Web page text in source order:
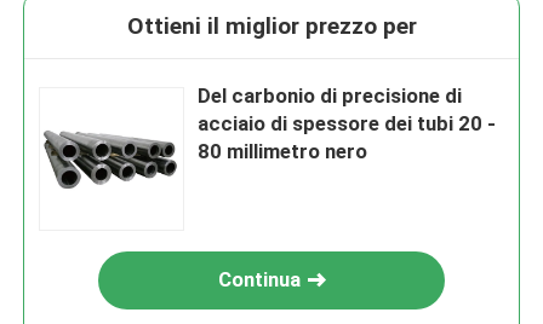
Ottieni il miglior prezzo per
Del carbonio di precisione di
acciaio di spessore dei tubi 20 -
80 millimetro nero
Continua